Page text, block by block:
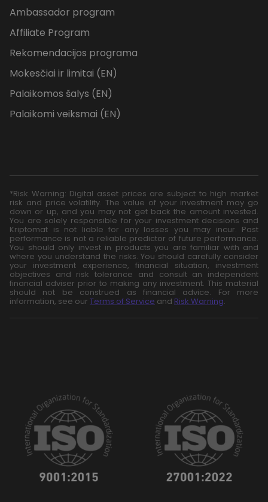
Ambassador program
Affiliate Program
Rekomendacijos programa
Mokesčiai ir limitai (EN)
Palaikomos šalys (EN)
Palaikomi veiksmai (EN)
*Risk Warning: Digital asset prices are subject to high market
risk and price volatility. The value of your investment may go
down or up, and you may not get back the amount invested.
You are solely responsible for your investment decisions and
Kriptomat is not liable for any losses you may incur. Past
performance is not a reliable predictor of future performance.
You should only invest in products you are familiar with and
where you understand the risks. You should carefully consider
your investment experience, financial situation, investment
objectives and risk tolerance and consult an independent
financial adviser prior to making any investment. This material
should not be construed as financial advice. For more
information, see our Terms of Service and Risk Warning.